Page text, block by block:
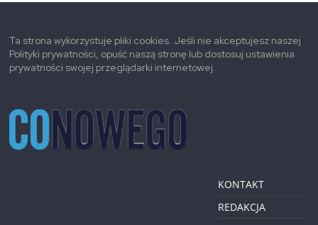
Ta strona wykorzystuje pliki cookies. Jeśli nie akceptujesz naszej
Polityki prywatności, opuść naszą stronę lub dostosuj ustawienia
prywatności swojej przeglądarki internetowej.
KONTAKT
REDAKCJA